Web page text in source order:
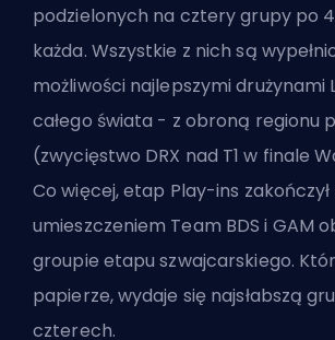
podzielonych na cztery grupy po
każda. Wszystkie z nich są
możliwości najlepszymi drużynami
całego świata - z obroną regionu
(zwycięstwo DRX nad T1 w finale
Co więcej, etap Play-ins zakończył
umieszczeniem Team BDS i GAM
groupie etapu szwajcarskiego.
papierze, wydaje się najsłabszą
czterech.